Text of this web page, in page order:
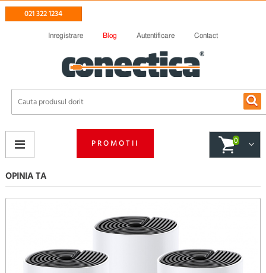
021 322 1234
Inregistrare Blog Autentificare Contact
PROMOTII 0
OPINIA TA